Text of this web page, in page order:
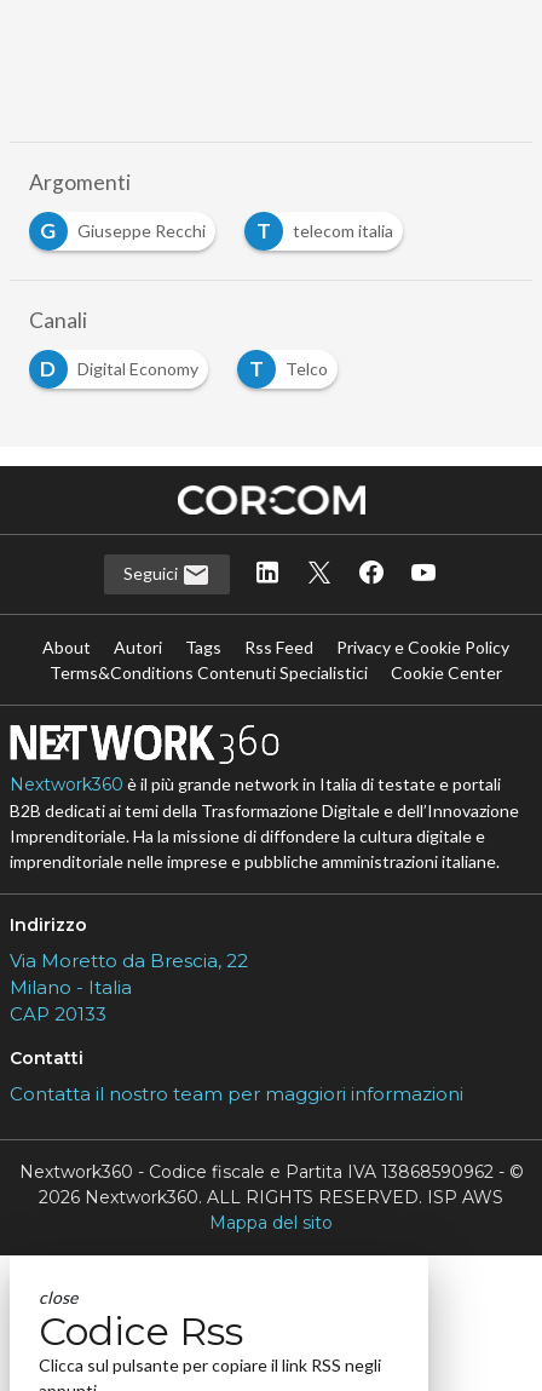
Argomenti
G
Giuseppe Recchi T telecom italia
Canali
D
Digital Economy T Telco
Seguici
About Autori Tags Rss Feed
Privacy e Cookie Policy
Terms&Conditions Contenuti Specialistici
Cookie Center
Nextwork360 è il più grande network in Italia di testate e portali
B2B dedicati ai temi della Trasformazione Digitale e dell’Innovazione
Imprenditoriale. Ha la missione di diffondere la cultura digitale e
imprenditoriale nelle imprese e pubbliche amministrazioni italiane.
Indirizzo
Via Moretto da Brescia, 22
Milano - Italia
CAP 20133
Contatti
Contatta il nostro team per maggiori informazioni
Nextwork360 - Codice fiscale e Partita IVA 13868590962 - ©
2026 Nextwork360. ALL RIGHTS RESERVED. ISP AWS
Mappa del sito
close
Codice Rss
Clicca sul pulsante per copiare il link RSS negli